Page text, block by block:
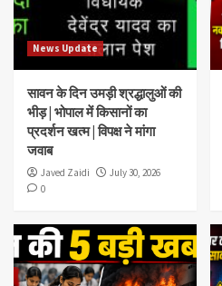
News Update
सावन के दिन उमड़ी श्रद्धालुओं की
भीड़ | भोपाल में किसानों का
प्रदर्शन खत्म | विपक्ष ने मांगा
जवाब
Javed Zaidi
July 30, 2026
0